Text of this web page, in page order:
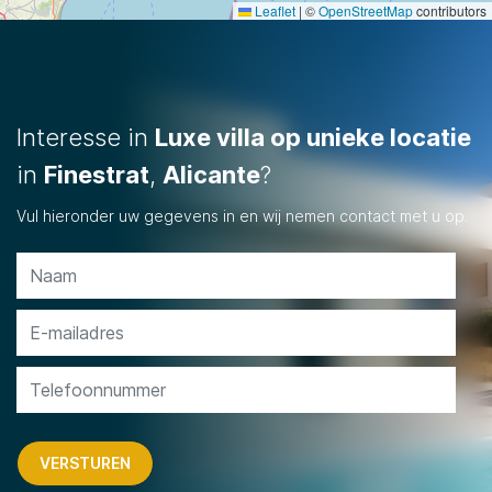
Leaflet | ©OpenStreetMapcontributors
Interesse in Luxe villa op unieke locatie
in Finestrat, Alicante?
Vul hieronder uw gegevens in en wij nemen contact met u op.